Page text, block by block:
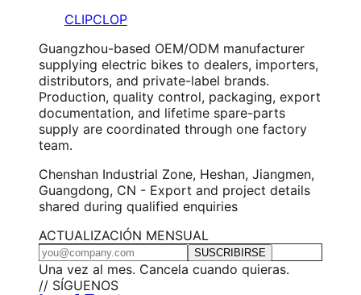
CLIPCLOP
Guangzhou-based OEM/ODM manufacturer
supplying electric bikes to dealers, importers,
distributors, and private-label brands.
Production, quality control, packaging, export
documentation, and lifetime spare-parts
supply are coordinated through one factory
team.
Chenshan Industrial Zone, Heshan, Jiangmen,
Guangdong, CN - Export and project details
shared during qualified enquiries
ACTUALIZACIÓN MENSUAL
SUSCRIBIRSE
Una vez al mes. Cancela cuando quieras.
// SÍGUENOS